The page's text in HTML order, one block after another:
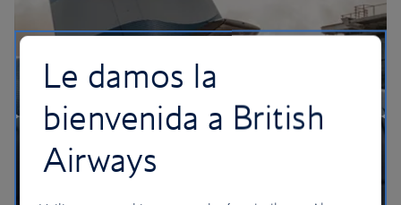
Le damos la
bienvenida a British
Airways